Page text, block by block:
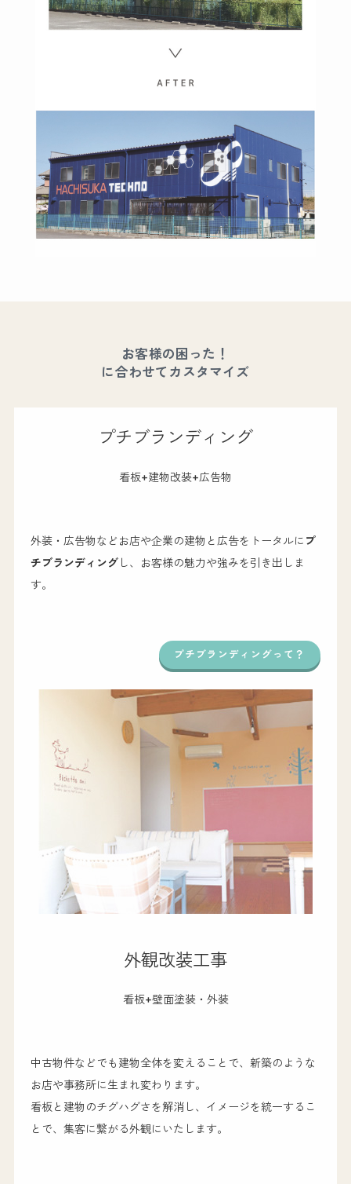
お客様の困った！
に合わせてカスタマイズ
プチブランディング
看板+建物改装+広告物
外装・広告物などお店や企業の建物と広告をトータルに プ
チブランディングし、お客様の魅力や強みを引き出しま
す。
プチブランディングって？
外観改装工事
看板+壁面塗装・外装
中古物件などでも建物全体を変えることで、新築のような
お店や事務所に生まれ変わります。
看板と建物のチグハグさを解消し、イメージを統一するこ
とで、集客に繋がる外観にいたします。